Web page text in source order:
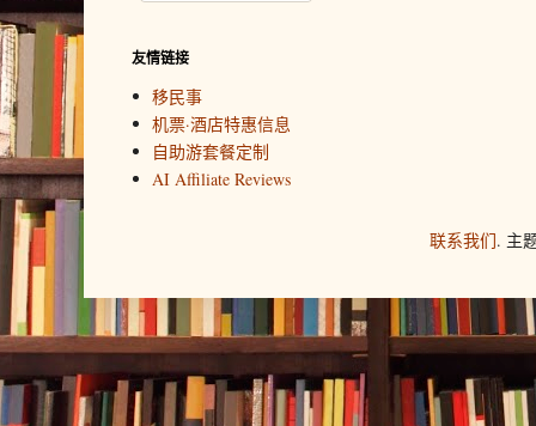
友情链接
移民事
机票·酒店特惠信息
自助游套餐定制
AI Affiliate Reviews
联系我们. 主